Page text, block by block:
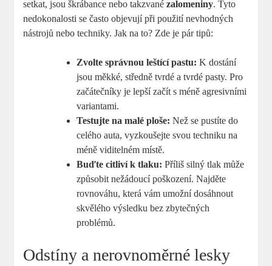
setkat, jsou škrábance nebo takzvanézalomeniny. Tyto
nedokonalosti se často objevují při použití nevhodných
nástrojů nebo techniky. Jak na to? Zde je pár tipů:
Zvolte správnou leštící pastu: K dostání
jsou měkké, středně tvrdé a tvrdé pasty. Pro
začátečníky je lepší začít s méně agresivními
variantami.
Testujte na malé ploše: Než se pustíte do
celého auta, vyzkoušejte svou techniku na
méně viditelném místě.
Buďte citliví k tlaku: Příliš silný tlak může
způsobit nežádoucí poškození. Najděte
rovnováhu, která vám umožní dosáhnout
skvělého výsledku bez zbytečných
problémů.
Odstíny a nerovnoměrné lesky